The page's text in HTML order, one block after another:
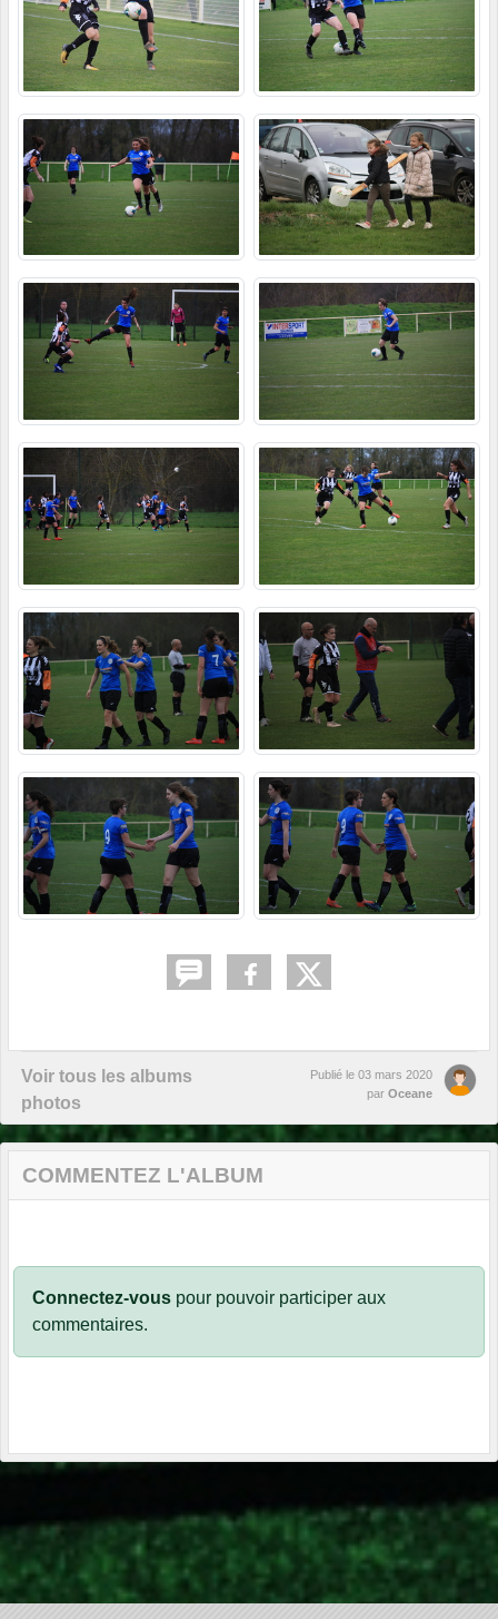
Voir tous les albums
photos
Publié le 03 mars 2020
par Oceane
COMMENTEZ L'ALBUM
Connectez-vous pour pouvoir participer aux
commentaires.